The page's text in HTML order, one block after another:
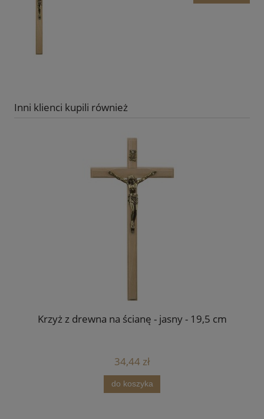
Inni klienci kupili również
Krzyż z drewna na ścianę - jasny - 19,5 cm
34,44 zł
do koszyka